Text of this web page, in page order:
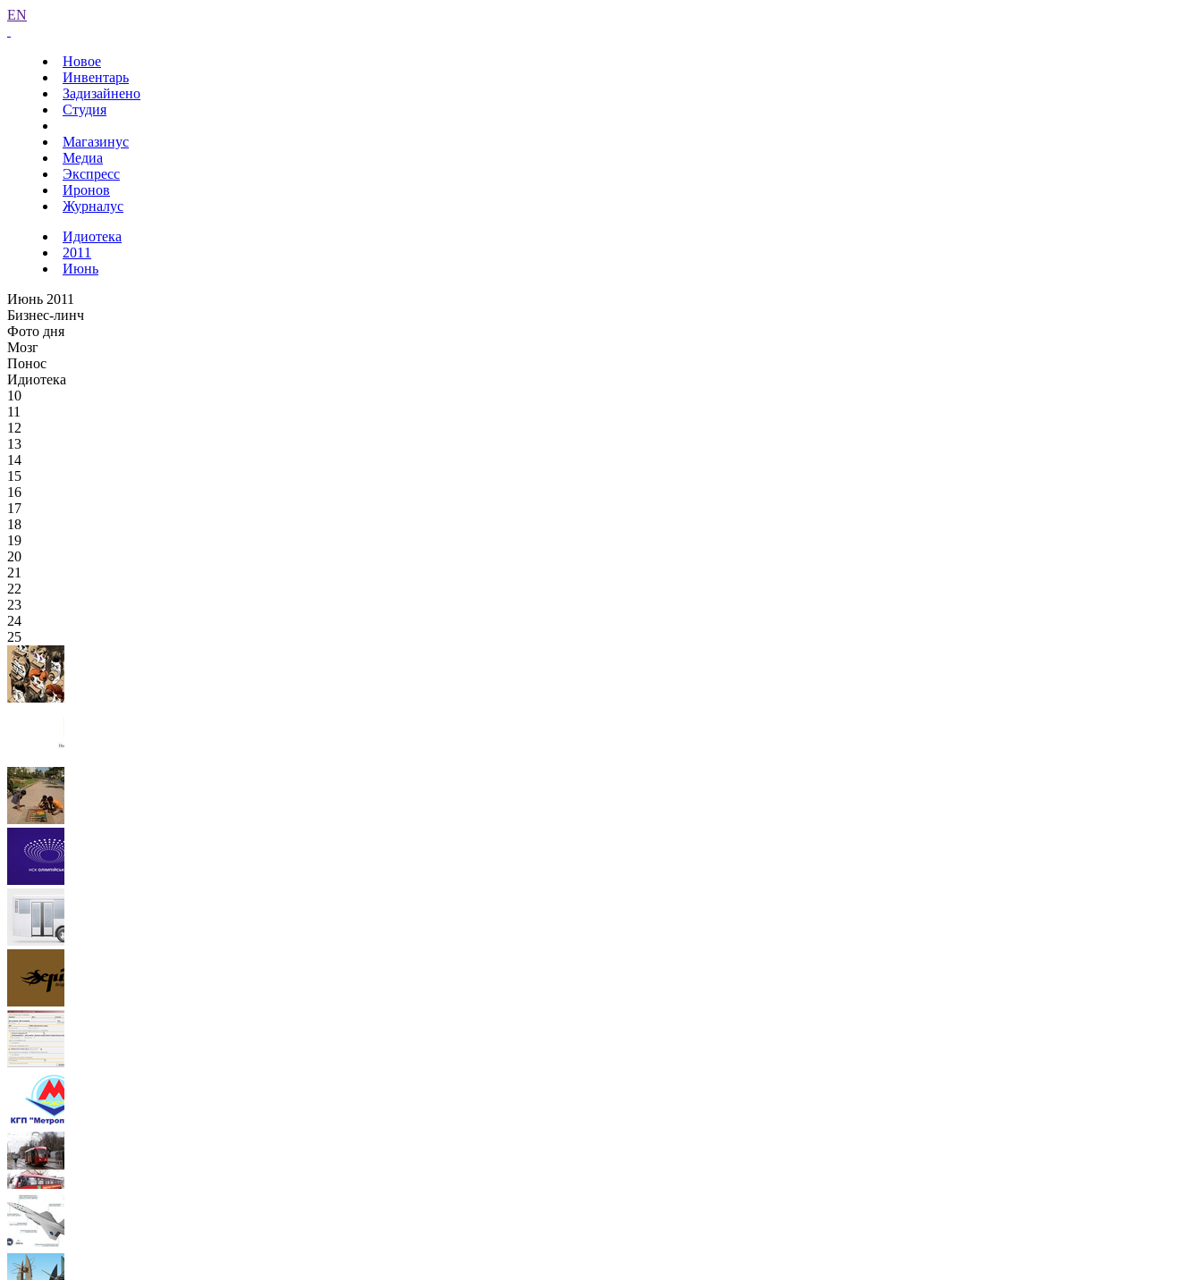
EN
Новое
Инвентарь
Задизайнено
Студия
Магазинус
Медиа
Экспресс
Иронов
Журналус
Идиотека
2011
Июнь
Июнь 2011
Бизнес-линч
Фото дня
Мозг
Понос
Идиотека
10
11
12
13
14
15
16
17
18
19
20
21
22
23
24
25